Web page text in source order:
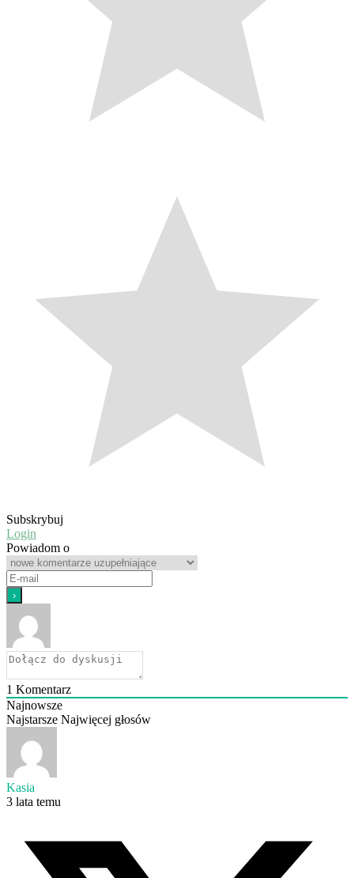
Subskrybuj
Login
Powiadom o
1 Komentarz
Najnowsze
Najstarsze Najwięcej głosów
Kasia
3 lata temu